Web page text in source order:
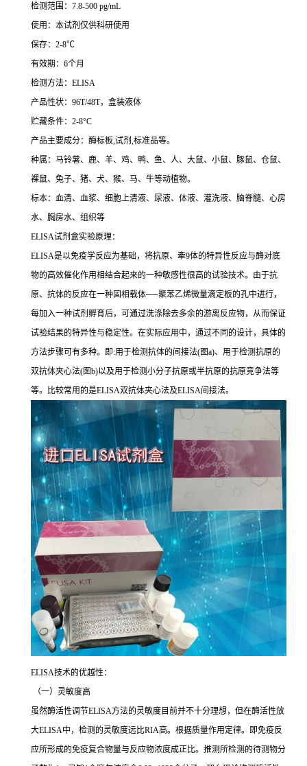
检测范围： 7.8-500 pg/mL
使用：本试剂仅供科研使用
保存： 2-8℃
有效期： 6个月
检测方法： ELISA
产品性状： 96T/48T，盒装液体
贮藏条件： 2-8°C
产品主要成分：酶标板,试剂 ,标准品等。
种属：马铃薯、鹿、羊、鸡、鸭、鱼、人、大鼠、小鼠、豚鼠、仓鼠、
裸鼠、兔子、猪、犬、猴、马、牛等动植物。
标本：血清、血浆、细胞上清液、尿液、体液、灌洗液、脑脊髓、心房
水、胸房水、组织等
ELISA试剂盒实验原理：
ELISA是以免疫学反应为基础，将抗原、牽9体的特异性反应与酶对底
物的高效催化作用相结合起来的一种敏感性很高的试验技术。由于抗
原、抗体的反应在一种固相载体──聚苯乙烯微量滴定板的孔中进行，
每加入一种试剂孵育后，可通过洗涤除去多余的游离反应物，从而保证
试验结果的特异性与稳定性。在实际应用中，通过不同的设计，具体的
方法步骤可有多种。即:用于检测抗体的间接法(图a)、用于检测抗原的
双抗体夹心法(图b)以及用于检测小分子抗原或半抗原的抗原竞争法等
等。比较常用的是ELISA双抗体夹心法及ELISA间接法。
ELISA技术的优越性：
（一）灵敏度高
虽然酶活性调节ELISA方法的灵敏度目前并不十分理想，但在酶活性放
大ELISA中，检测的灵敏度远比RIA高。根据质量作用定律。即免疫反
应所形成的免疫复合物量与反应物浓度成正比。推测所检测的待测物分